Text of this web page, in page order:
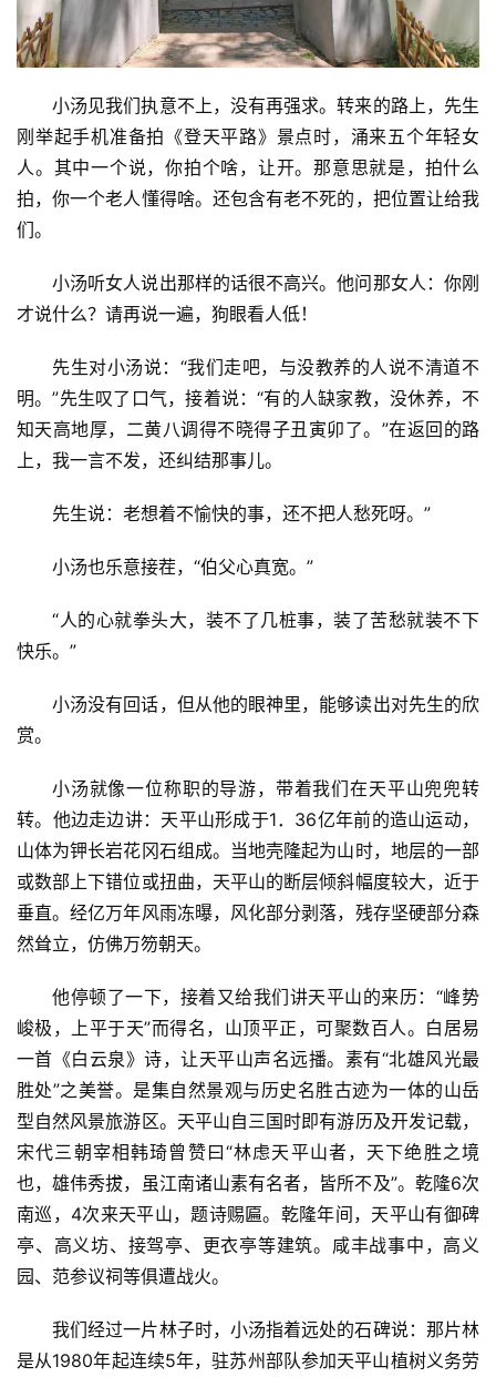
页
文
化
生
活
情
旅
小汤见我们执意不上，没有再强求。转来的路上，先生
刚举起手机准备拍《登天平路》景点时，涌来五个年轻女
人。其中一个说，你拍个啥，让开。那意思就是，拍什么
拍，你一个老人懂得啥。还包含有老不死的，把位置让给我
们。
小汤听女人说出那样的话很不高兴。他问那女人：你刚
才说什么？请再说一遍，狗眼看人低！
先生对小汤说：“我们走吧，与没教养的人说不清道不
明。”先生叹了口气，接着说：“有的人缺家教，没休养，不
知天高地厚，二黄八调得不晓得子丑寅卯了。”在返回的路
上，我一言不发，还纠结那事儿。
先生说：老想着不愉快的事，还不把人愁死呀。”
小汤也乐意接茬，“伯父心真宽。”
“人的心就拳头大，装不了几桩事，装了苦愁就装不下
快乐。”
小汤没有回话，但从他的眼神里，能够读出对先生的欣
赏。
小汤就像一位称职的导游，带着我们在天平山兜兜转
转。他边走边讲：天平山形成于1．36亿年前的造山运动，
山体为钾长岩花冈石组成。当地壳隆起为山时，地层的一部
或数部上下错位或扭曲，天平山的断层倾斜幅度较大，近于
垂直。经亿万年风雨冻曝，风化部分剥落，残存坚硬部分森
然耸立，仿佛万笏朝天。
他停顿了一下，接着又给我们讲天平山的来历：“峰势
峻极，上平于天”而得名，山顶平正，可聚数百人。白居易
一首《白云泉》诗，让天平山声名远播。素有“北雄风光最
胜处”之美誉。是集自然景观与历史名胜古迹为一体的山岳
型自然风景旅游区。天平山自三国时即有游历及开发记载，
宋代三朝宰相韩琦曾赞曰“林虑天平山者，天下绝胜之境
也，雄伟秀拔，虽江南诸山素有名者，皆所不及”。乾隆6次
南巡，4次来天平山，题诗赐匾。乾隆年间，天平山有御碑
亭、高义坊、接驾亭、更衣亭等建筑。咸丰战事中，高义
园、范参议祠等俱遭战火。
我们经过一片林子时，小汤指着远处的石碑说：那片林
是从1980年起连续5年，驻苏州部队参加天平山植树义务劳